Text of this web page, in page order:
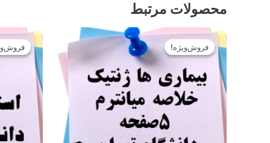
محصولات مرتبط
فروش‌ویژه!
فروش‌ویژه!
قیمت
اصلی
12.900تومان
قیمت
فعلی
است.